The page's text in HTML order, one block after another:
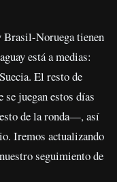
Brasil-Noruega tienen
está a medias:
El resto de
se juegan estos días
de la ronda—, así
Iremos actualizando
seguimiento de